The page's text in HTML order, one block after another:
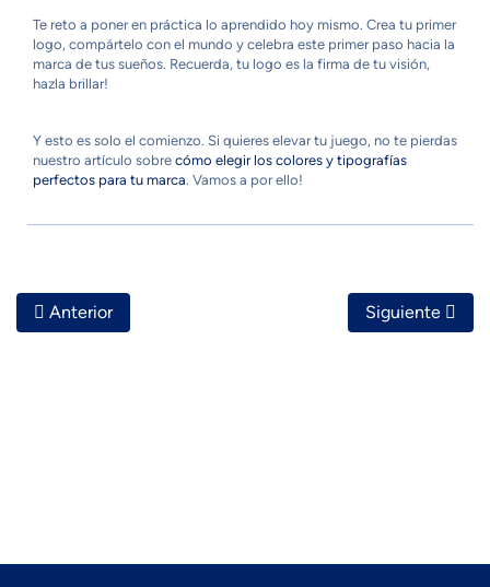
Te reto a poner en práctica lo aprendido hoy mismo. Crea tu primer
logo, compártelo con el mundo y celebra este primer paso hacia la
marca de tus sueños. Recuerda, tu logo es la firma de tu visión,
hazla brillar!
Y esto es solo el comienzo. Si quieres elevar tu juego, no te pierdas
nuestro artículo sobre cómo elegir los colores y tipografías
perfectos para tu marca. Vamos a por ello!
Artículo Anterior: Cómo Definir El Tono De Voz Y Estilo
Anterior Artículo
Siguiente